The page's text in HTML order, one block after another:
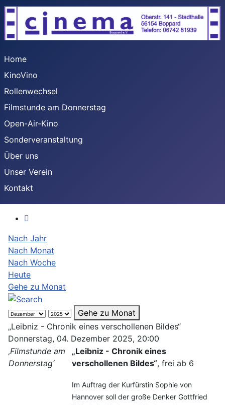
Home
KinoVino
Rollenwechsel
Filmstunde am Donnerstag
Open-Air-Kino
Sonderveranstaltung
Über uns
Unser Verein
Kontakt
Nach Jahr
Nach Monat
Nach Woche
Heute
Gehe zu Monat
Gehe zu Monat
„Leibniz - Chronik eines verschollenen Bildes“
Donnerstag, 04. Dezember 2025, 20:00
‚Filmstunde am
Donnerstag‘
„Leibniz - Chronik eines
verschollenen Bildes“, frei ab 6
Im Auftrag der Kurfürstin Sophie von
Hannover soll der große Denker Gottfried